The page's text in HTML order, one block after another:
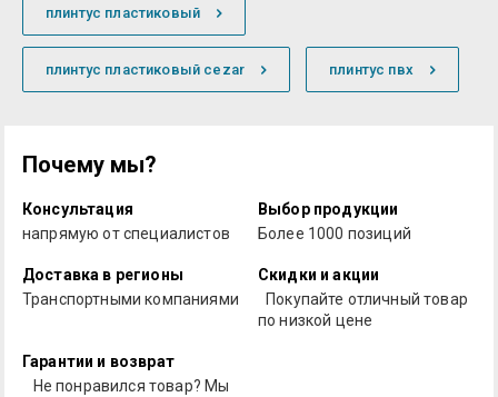
плинтус пластиковый
плинтус пластиковый cezar плинтус пвх
Почему мы?
Консультация
напрямую от специалистов
Выбор продукции
Более 1000 позиций
Доставка в регионы
Транспортными компаниями
Скидки и акции
Покупайте отличный товар
по низкой цене
Гарантии и возврат
Не понравился товар? Мы